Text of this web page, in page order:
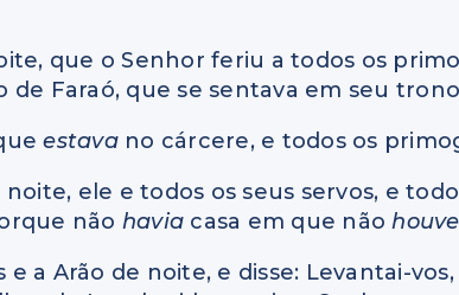
que o Senhor feriu a todos os
de Faraó, que se sentava em seu
estava no cárcere, e todos os
ele e todos os seus servos, e
não havia casa em que não
e a Arão de noite, e disse: Levantai-